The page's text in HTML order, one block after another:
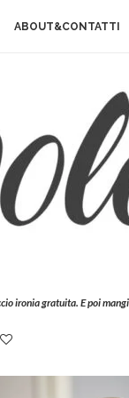
ABOUT&CONTATTI
ironia gratuita. E poi